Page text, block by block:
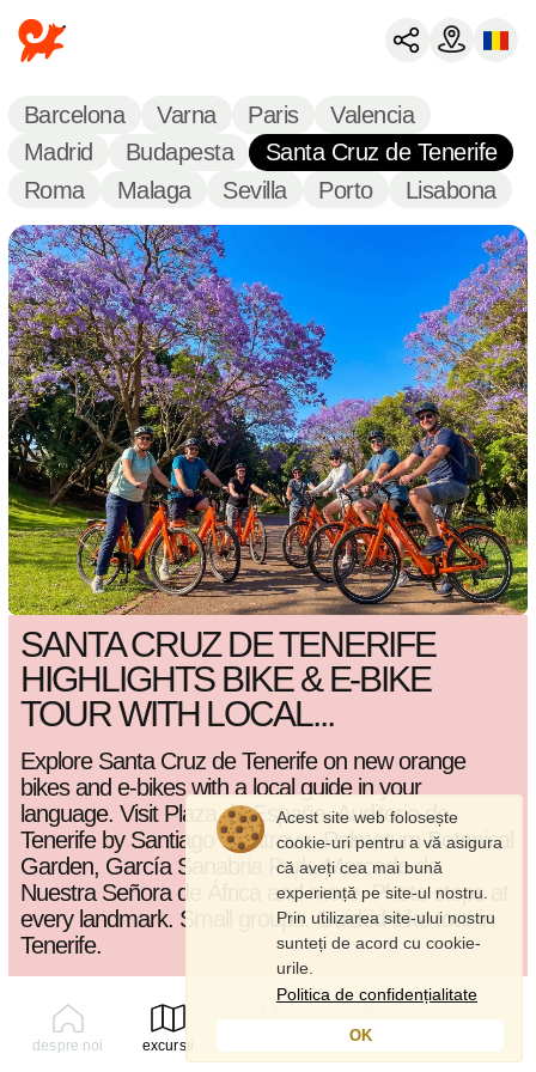
Barcelona Varna Paris
Valencia
Madrid
Budapesta
Santa Cruz de Tenerife
Roma
Malaga Sevilla Porto Lisabona
SANTA CRUZ DE TENERIFE
HIGHLIGHTS BIKE & E-BIKE
TOUR WITH LOCAL...
Explore Santa Cruz de Tenerife on new orange
bikes and e-bikes with a local guide in your
language. Visit Plaza de España, Auditorio de
Tenerife by Santiago Calatrava, Palmetum Botanical
Garden, García Sanabria Park, Mercado de
Nuestra Señora de África and more. Photo stops at
every landmark. Small groups. Guided bike tour in
Tenerife.
2.5 ore 20 km mediu 20 atractii
despre noi excursii profil
Acest site web folosește
cookie-uri pentru a vă asigura
că aveți cea mai bună
experiență pe site-ul nostru.
Prin utilizarea site-ului nostru
sunteți de acord cu cookie-
urile.
Politica de confidențialitate
OK